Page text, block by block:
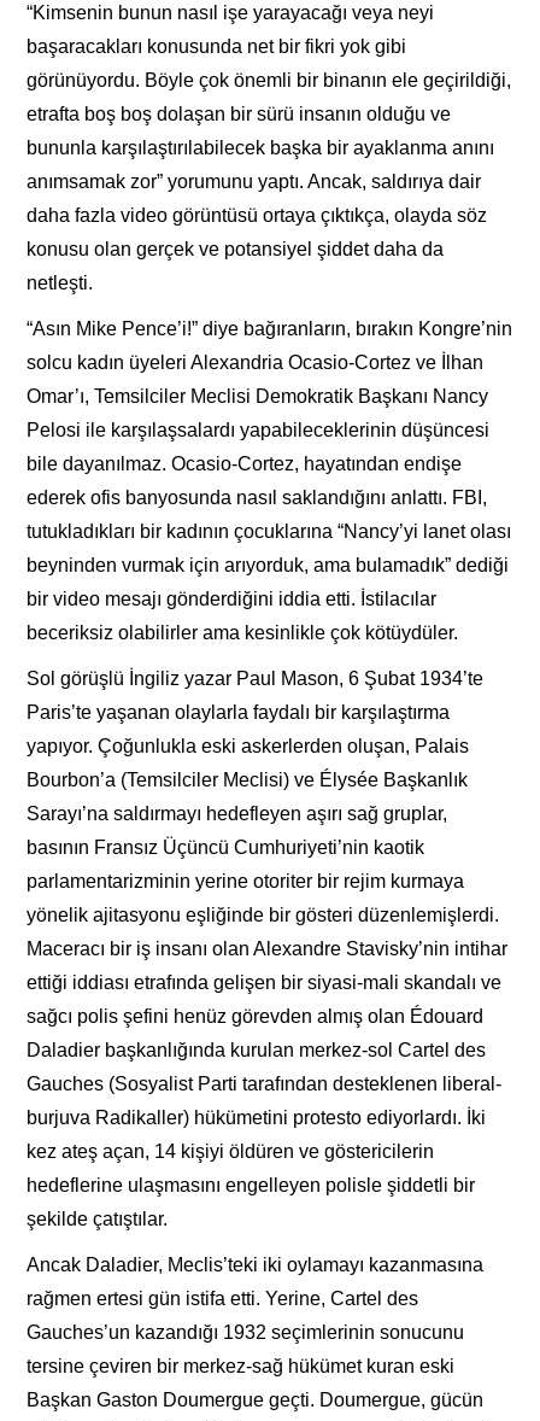
“Kimsenin bunun nasıl işe yarayacağı veya neyi
başaracakları konusunda net bir fikri yok gibi
görünüyordu. Böyle çok önemli bir binanın ele geçirildiği,
etrafta boş boş dolaşan bir sürü insanın olduğu ve
bununla karşılaştırılabilecek başka bir ayaklanma anını
anımsamak zor” yorumunu yaptı. Ancak, saldırıya dair
daha fazla video görüntüsü ortaya çıktıkça, olayda söz
konusu olan gerçek ve potansiyel şiddet daha da
netleşti.
“Asın Mike Pence’i!” diye bağıranların, bırakın Kongre’nin
solcu kadın üyeleri Alexandria Ocasio-Cortez ve İlhan
Omar’ı, Temsilciler Meclisi Demokratik Başkanı Nancy
Pelosi ile karşılaşsalardı yapabileceklerinin düşüncesi
bile dayanılmaz. Ocasio-Cortez, hayatından endişe
ederek ofis banyosunda nasıl saklandığını anlattı. FBI,
tutukladıkları bir kadının çocuklarına “Nancy’yi lanet olası
beyninden vurmak için arıyorduk, ama bulamadık” dediği
bir video mesajı gönderdiğini iddia etti. İstilacılar
beceriksiz olabilirler ama kesinlikle çok kötüydüler.
Sol görüşlü İngiliz yazar Paul Mason, 6 Şubat 1934’te
Paris’te yaşanan olaylarla faydalı bir karşılaştırma
yapıyor. Çoğunlukla eski askerlerden oluşan, Palais
Bourbon’a (Temsilciler Meclisi) ve Élysée Başkanlık
Sarayı’na saldırmayı hedefleyen aşırı sağ gruplar,
basının Fransız Üçüncü Cumhuriyeti’nin kaotik
parlamentarizminin yerine otoriter bir rejim kurmaya
yönelik ajitasyonu eşliğinde bir gösteri düzenlemişlerdi.
Maceracı bir iş insanı olan Alexandre Stavisky’nin intihar
ettiği iddiası etrafında gelişen bir siyasi-mali skandalı ve
sağcı polis şefini henüz görevden almış olan Édouard
Daladier başkanlığında kurulan merkez-sol Cartel des
Gauches (Sosyalist Parti tarafından desteklenen liberal-
burjuva Radikaller) hükümetini protesto ediyorlardı. İki
kez ateş açan, 14 kişiyi öldüren ve göstericilerin
hedeflerine ulaşmasını engelleyen polisle şiddetli bir
şekilde çatıştılar.
Ancak Daladier, Meclis’teki iki oylamayı kazanmasına
rağmen ertesi gün istifa etti. Yerine, Cartel des
Gauches’un kazandığı 1932 seçimlerinin sonucunu
tersine çeviren bir merkez-sağ hükümet kuran eski
Başkan Gaston Doumergue geçti. Doumergue, gücün